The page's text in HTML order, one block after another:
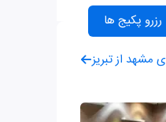
رزرو پکیج ها
مشهد از تبریز